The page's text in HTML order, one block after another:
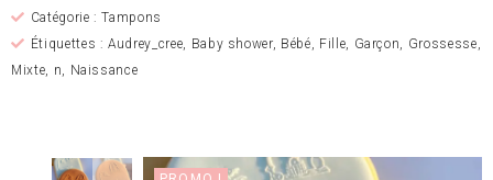
Catégorie :Tampons
Étiquettes :Audrey_cree, Baby shower, Bébé, Fille, Garçon, Grossesse,
Mixte, n, Naissance